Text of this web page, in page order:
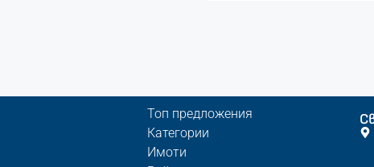
Топ предложения
Категории
Имоти